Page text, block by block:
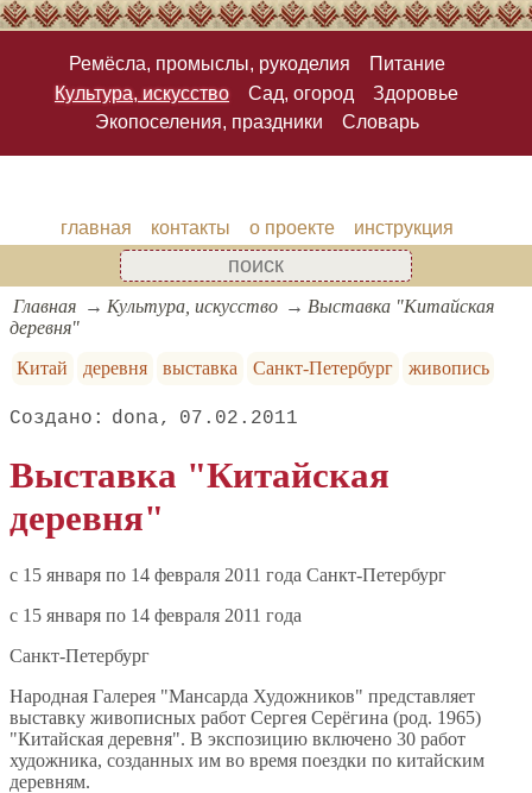
Ремёсла, промыслы, рукоделия
Питание
Культура, искусство
Сад, огород
Здоровье
Экопоселения, праздники
Словарь
главная контакты о проекте инструкция
Главная Культура, искусство
Выставка "Китайская
деревня"
Китай
деревня выставка Санкт-Петербург живопись
dona 07.02.2011
Выставка "Китайская
деревня"
c 15 января по 14 февраля 2011 года Санкт-Петербург
c 15 января по 14 февраля 2011 года
Санкт-Петербург
Народная Галерея "Мансарда Художников" представляет
выставку живописных работ Сергея Серёгина (род. 1965)
"Китайская деревня". В экспозицию включено 30 работ
художника, созданных им во время поездки по китайским
деревням.